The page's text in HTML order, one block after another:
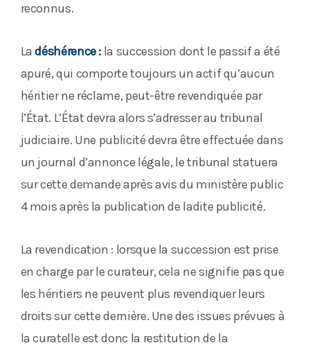
reconnus.
Ladéshérence: la succession dont le passif a été
apuré, qui comporte toujours un actif qu’aucun
héritier ne réclame, peut-être revendiquée par
l’État. L’État devra alors s’adresser au tribunal
judiciaire. Une publicité devra être effectuée dans
un journal d’annonce légale, le tribunal statuera
sur cette demande après avis du ministère public
4 mois après la publication de ladite publicité.
La revendication : lorsque la succession est prise
en charge par le curateur, cela ne signifie pas que
les héritiers ne peuvent plus revendiquer leurs
droits sur cette dernière. Une des issues prévues à
la curatelle est donc la restitution de la